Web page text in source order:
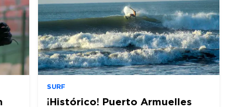
SURF
¡Histórico! Puerto Armuelles